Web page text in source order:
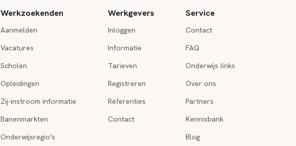
Werkzoekenden
Aanmelden
Vacatures
Scholen
Opleidingen
Zij-instroom informatie
Banenmarkten
Onderwijsregio's
Werkgevers
Inloggen
Informatie
Tarieven
Registreren
Referenties
Contact
Service
Contact
FAQ
Onderwijs links
Over ons
Partners
Kennisbank
Blog